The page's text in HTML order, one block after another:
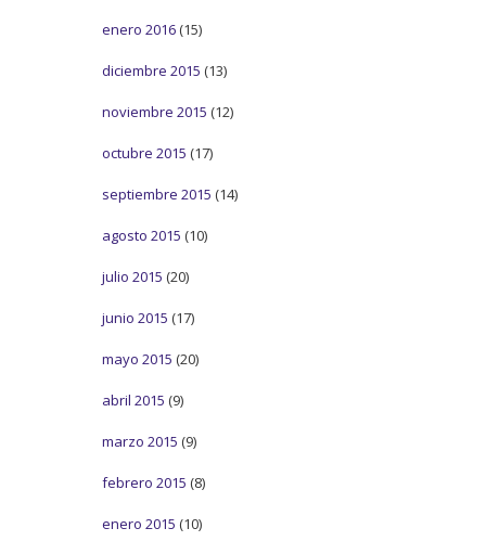
enero 2016 (15)
diciembre 2015 (13)
noviembre 2015 (12)
octubre 2015 (17)
septiembre 2015 (14)
agosto 2015 (10)
julio 2015 (20)
junio 2015 (17)
mayo 2015 (20)
abril 2015 (9)
marzo 2015 (9)
febrero 2015 (8)
enero 2015 (10)